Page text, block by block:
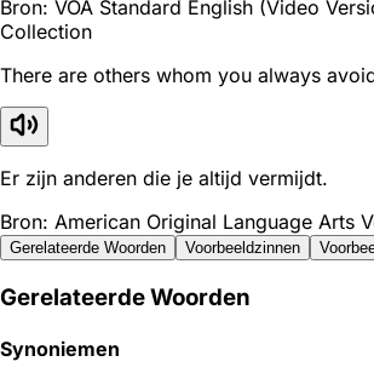
Bron: VOA Standard English (Video
Collection
There are others whom you always
Er zijn anderen die je altijd vermijdt.
Bron: American Original Language Arts
Gerelateerde Woorden Voorbeeldzinnen
Gerelateerde Woorden
Synoniemen